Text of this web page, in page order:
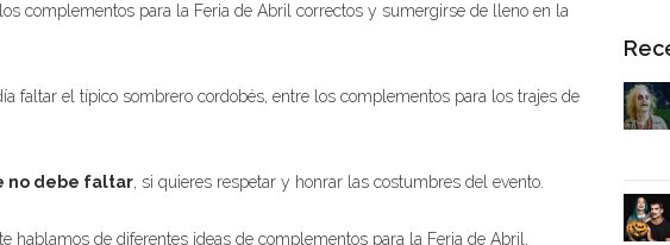
complementos para la Feria de Abril correctos y sumergirse de lleno en la
faltar el típico sombrero cordobés, entre los complementos para los trajes de
no debe faltar, si quieres respetar y honrar las costumbres del evento.
hablamos de diferentes ideas de complementos para la Feria de Abril,